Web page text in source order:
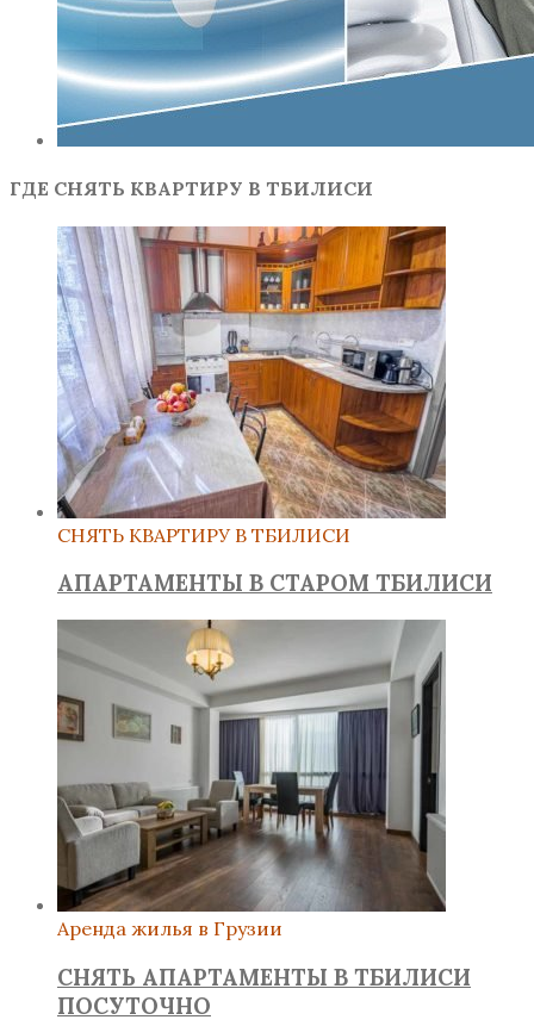
ГДЕ СНЯТЬ КВАРТИРУ В ТБИЛИСИ
СНЯТЬ КВАРТИРУ В ТБИЛИСИ
АПАРТАМЕНТЫ В СТАРОМ ТБИЛИСИ
Аренда жилья в Грузии
СНЯТЬ АПАРТАМЕНТЫ В ТБИЛИСИ
ПОСУТОЧНО